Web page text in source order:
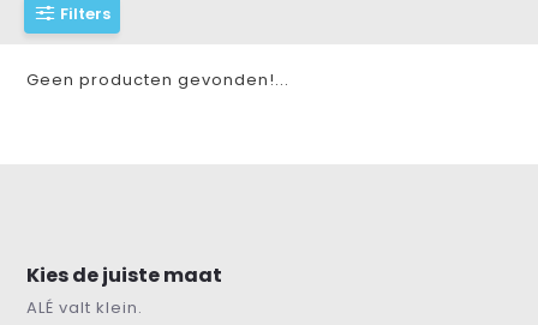
Filters
Geen producten gevonden!...
Kies de juiste maat
ALÉ valt klein.